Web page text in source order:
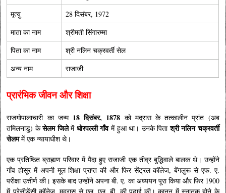
मृत्यु
28 दिसंबर, 1972
माता का नाम
श्रीमती सिंगारम्मा
पिता का नाम
श्री नलिन चक्रवर्ती सेल
अन्य नाम
राजाजी
प्रारंभिक जीवन और शिक्षा
राजगोपालाचारी का जन्म 18 दिसंबर, 1878 को मद्रास के तत्कालीन प्रांत (अब
तमिलनाडु) केसेलम जिलेमें धोरपल्ली गाँव में हुआ था। उनके पिताश्री नलिन चक्रवर्ती
सेलममें एक न्यायाधीश थे।
एक प्रतिष्ठित ब्राह्मण परिवार में पैदा हुए राजाजी एक तीव्र बुद्धिवाले बालक थे। उन्होंने
गाँव होसूर में अपनी मूल शिक्षा प्राप्त की और फिर सेंट्रल कॉलेज, बेंगलुरू से एफ. ए.
परीक्षा उत्तीर्ण की। इसके बाद उन्होंने अपना बी. ए. का अध्ययन पूरा किया और फिर 1900